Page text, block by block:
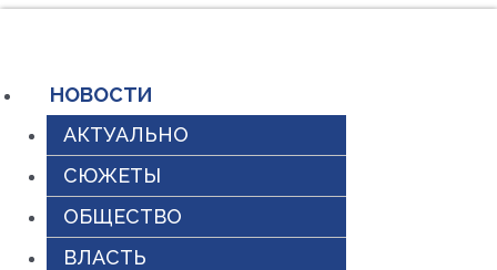
содержимому
НОВОСТИ
АКТУАЛЬНО
СЮЖЕТЫ
ОБЩЕСТВО
ВЛАСТЬ